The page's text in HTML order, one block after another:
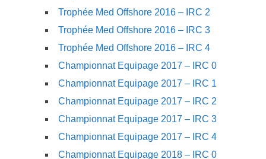
Trophée Med Offshore 2016 – IRC 2
Trophée Med Offshore 2016 – IRC 3
Trophée Med Offshore 2016 – IRC 4
Championnat Equipage 2017 – IRC 0
Championnat Equipage 2017 – IRC 1
Championnat Equipage 2017 – IRC 2
Championnat Equipage 2017 – IRC 3
Championnat Equipage 2017 – IRC 4
Championnat Equipage 2018 – IRC 0